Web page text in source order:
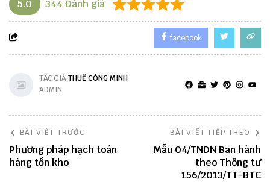
5.0 344 Đánh giá
facebook
TÁC GIẢTHUẾ CÔNG MINH
ADMIN
BÀI VIẾT TRƯỚC
Phương pháp hạch toán
hàng tồn kho
BÀI VIẾT TIẾP THEO
Mẫu 04/TNDN Ban hành
theo Thông tư
156/2013/TT-BTC